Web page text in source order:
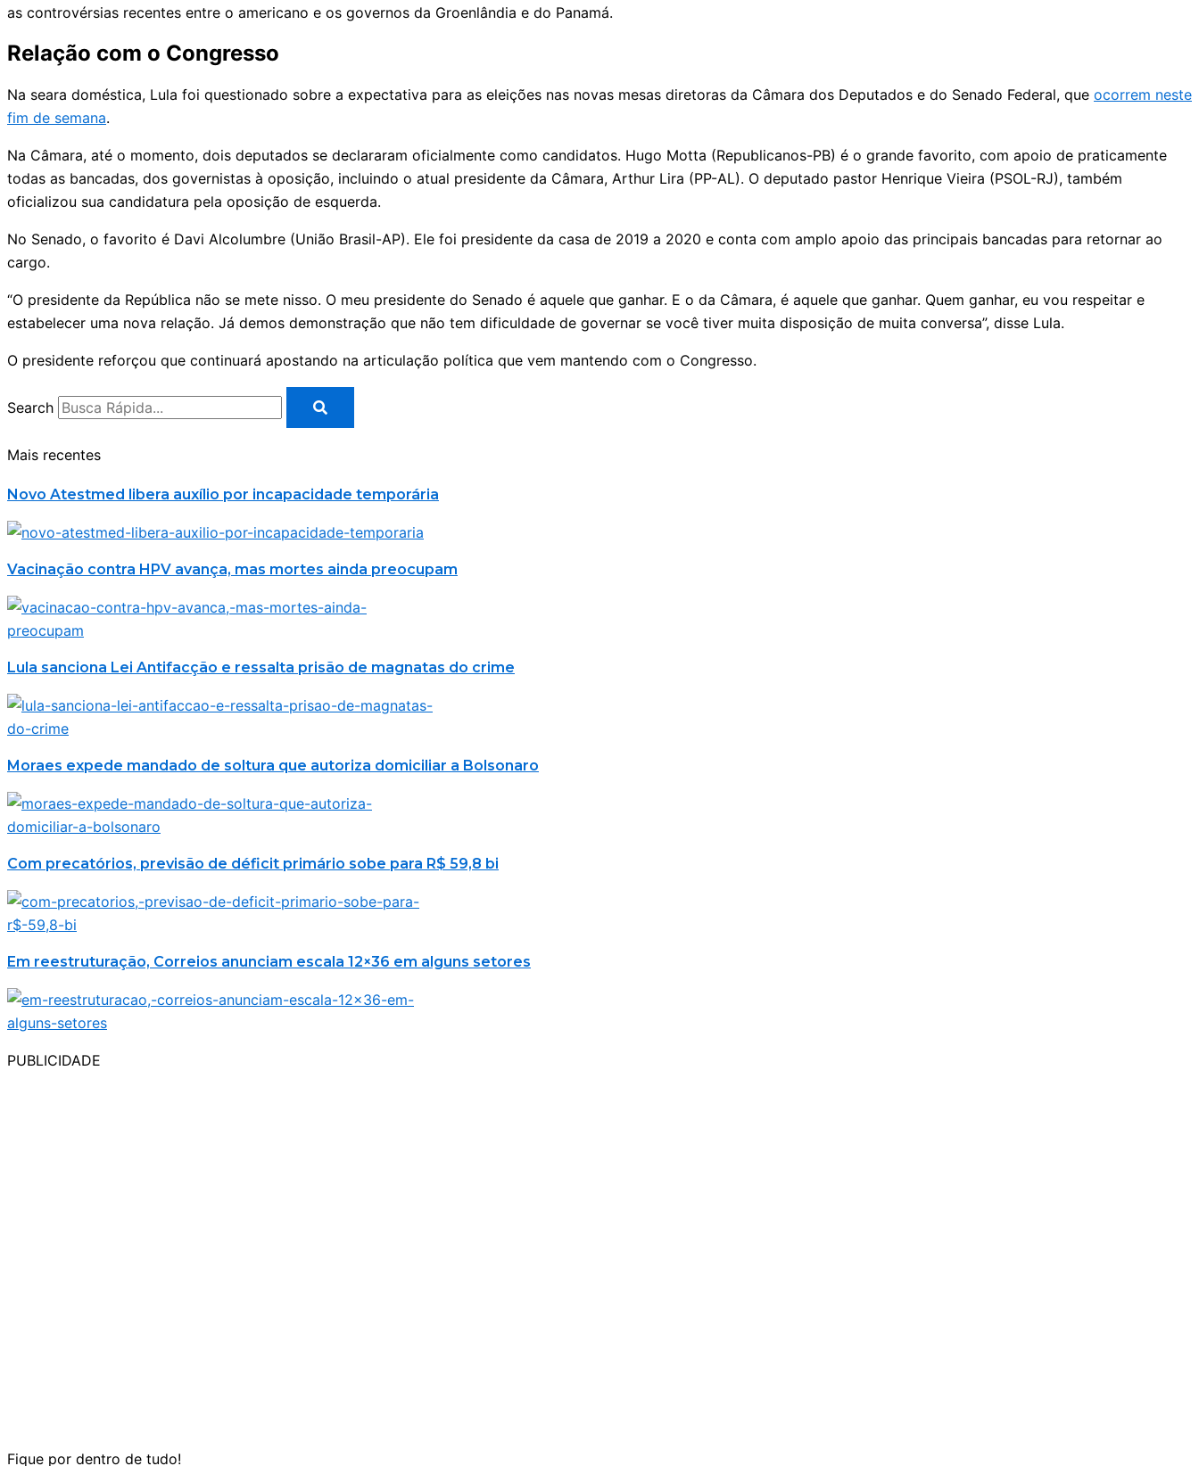
as controvérsias recentes entre o americano e os governos da Groenlândia e do Panamá.
Relação com o Congresso
Na seara doméstica, Lula foi questionado sobre a expectativa para as eleições nas novas mesas diretoras da Câmara dos Deputados e do Senado Federal, que ocorrem neste
fim de semana.
Na Câmara, até o momento, dois deputados se declararam oficialmente como candidatos. Hugo Motta (Republicanos-PB) é o grande favorito, com apoio de praticamente
todas as bancadas, dos governistas à oposição, incluindo o atual presidente da Câmara, Arthur Lira (PP-AL). O deputado pastor Henrique Vieira (PSOL-RJ), também
oficializou sua candidatura pela oposição de esquerda.
No Senado, o favorito é Davi Alcolumbre (União Brasil-AP). Ele foi presidente da casa de 2019 a 2020 e conta com amplo apoio das principais bancadas para retornar ao
cargo.
“O presidente da República não se mete nisso. O meu presidente do Senado é aquele que ganhar. E o da Câmara, é aquele que ganhar. Quem ganhar, eu vou respeitar e
estabelecer uma nova relação. Já demos demonstração que não tem dificuldade de governar se você tiver muita disposição de muita conversa”, disse Lula.
O presidente reforçou que continuará apostando na articulação política que vem mantendo com o Congresso.
Search
Mais recentes
Novo Atestmed libera auxílio por incapacidade temporária
Vacinação contra HPV avança, mas mortes ainda preocupam
Lula sanciona Lei Antifacção e ressalta prisão de magnatas do crime
Moraes expede mandado de soltura que autoriza domiciliar a Bolsonaro
Com precatórios, previsão de déficit primário sobe para R$ 59,8 bi
Em reestruturação, Correios anunciam escala 12×36 em alguns setores
PUBLICIDADE
Fique por dentro de tudo!